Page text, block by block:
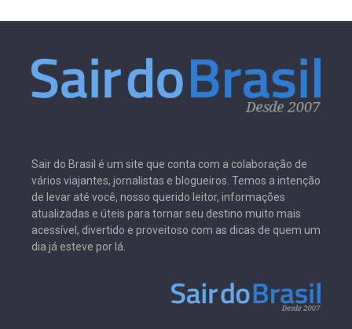
Sair do Brasil é um site que conta com a colaboração de
vários viajantes, jornalistas e blogueiros. Temos a intenção
de levar até você, nosso querido leitor, informações
atualizadas e úteis para tornar seu destino muito mais
acessível, divertido e proveitoso com as dicas de quem um
dia já esteve por lá.